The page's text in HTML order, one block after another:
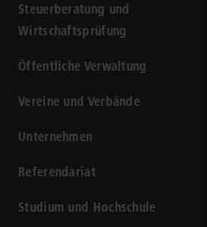
Steuerberatung und
Wirtschaftsprüfung
Öffentliche Verwaltung
Vereine und Verbände
Unternehmen
Referendariat
Studium und Hochschule